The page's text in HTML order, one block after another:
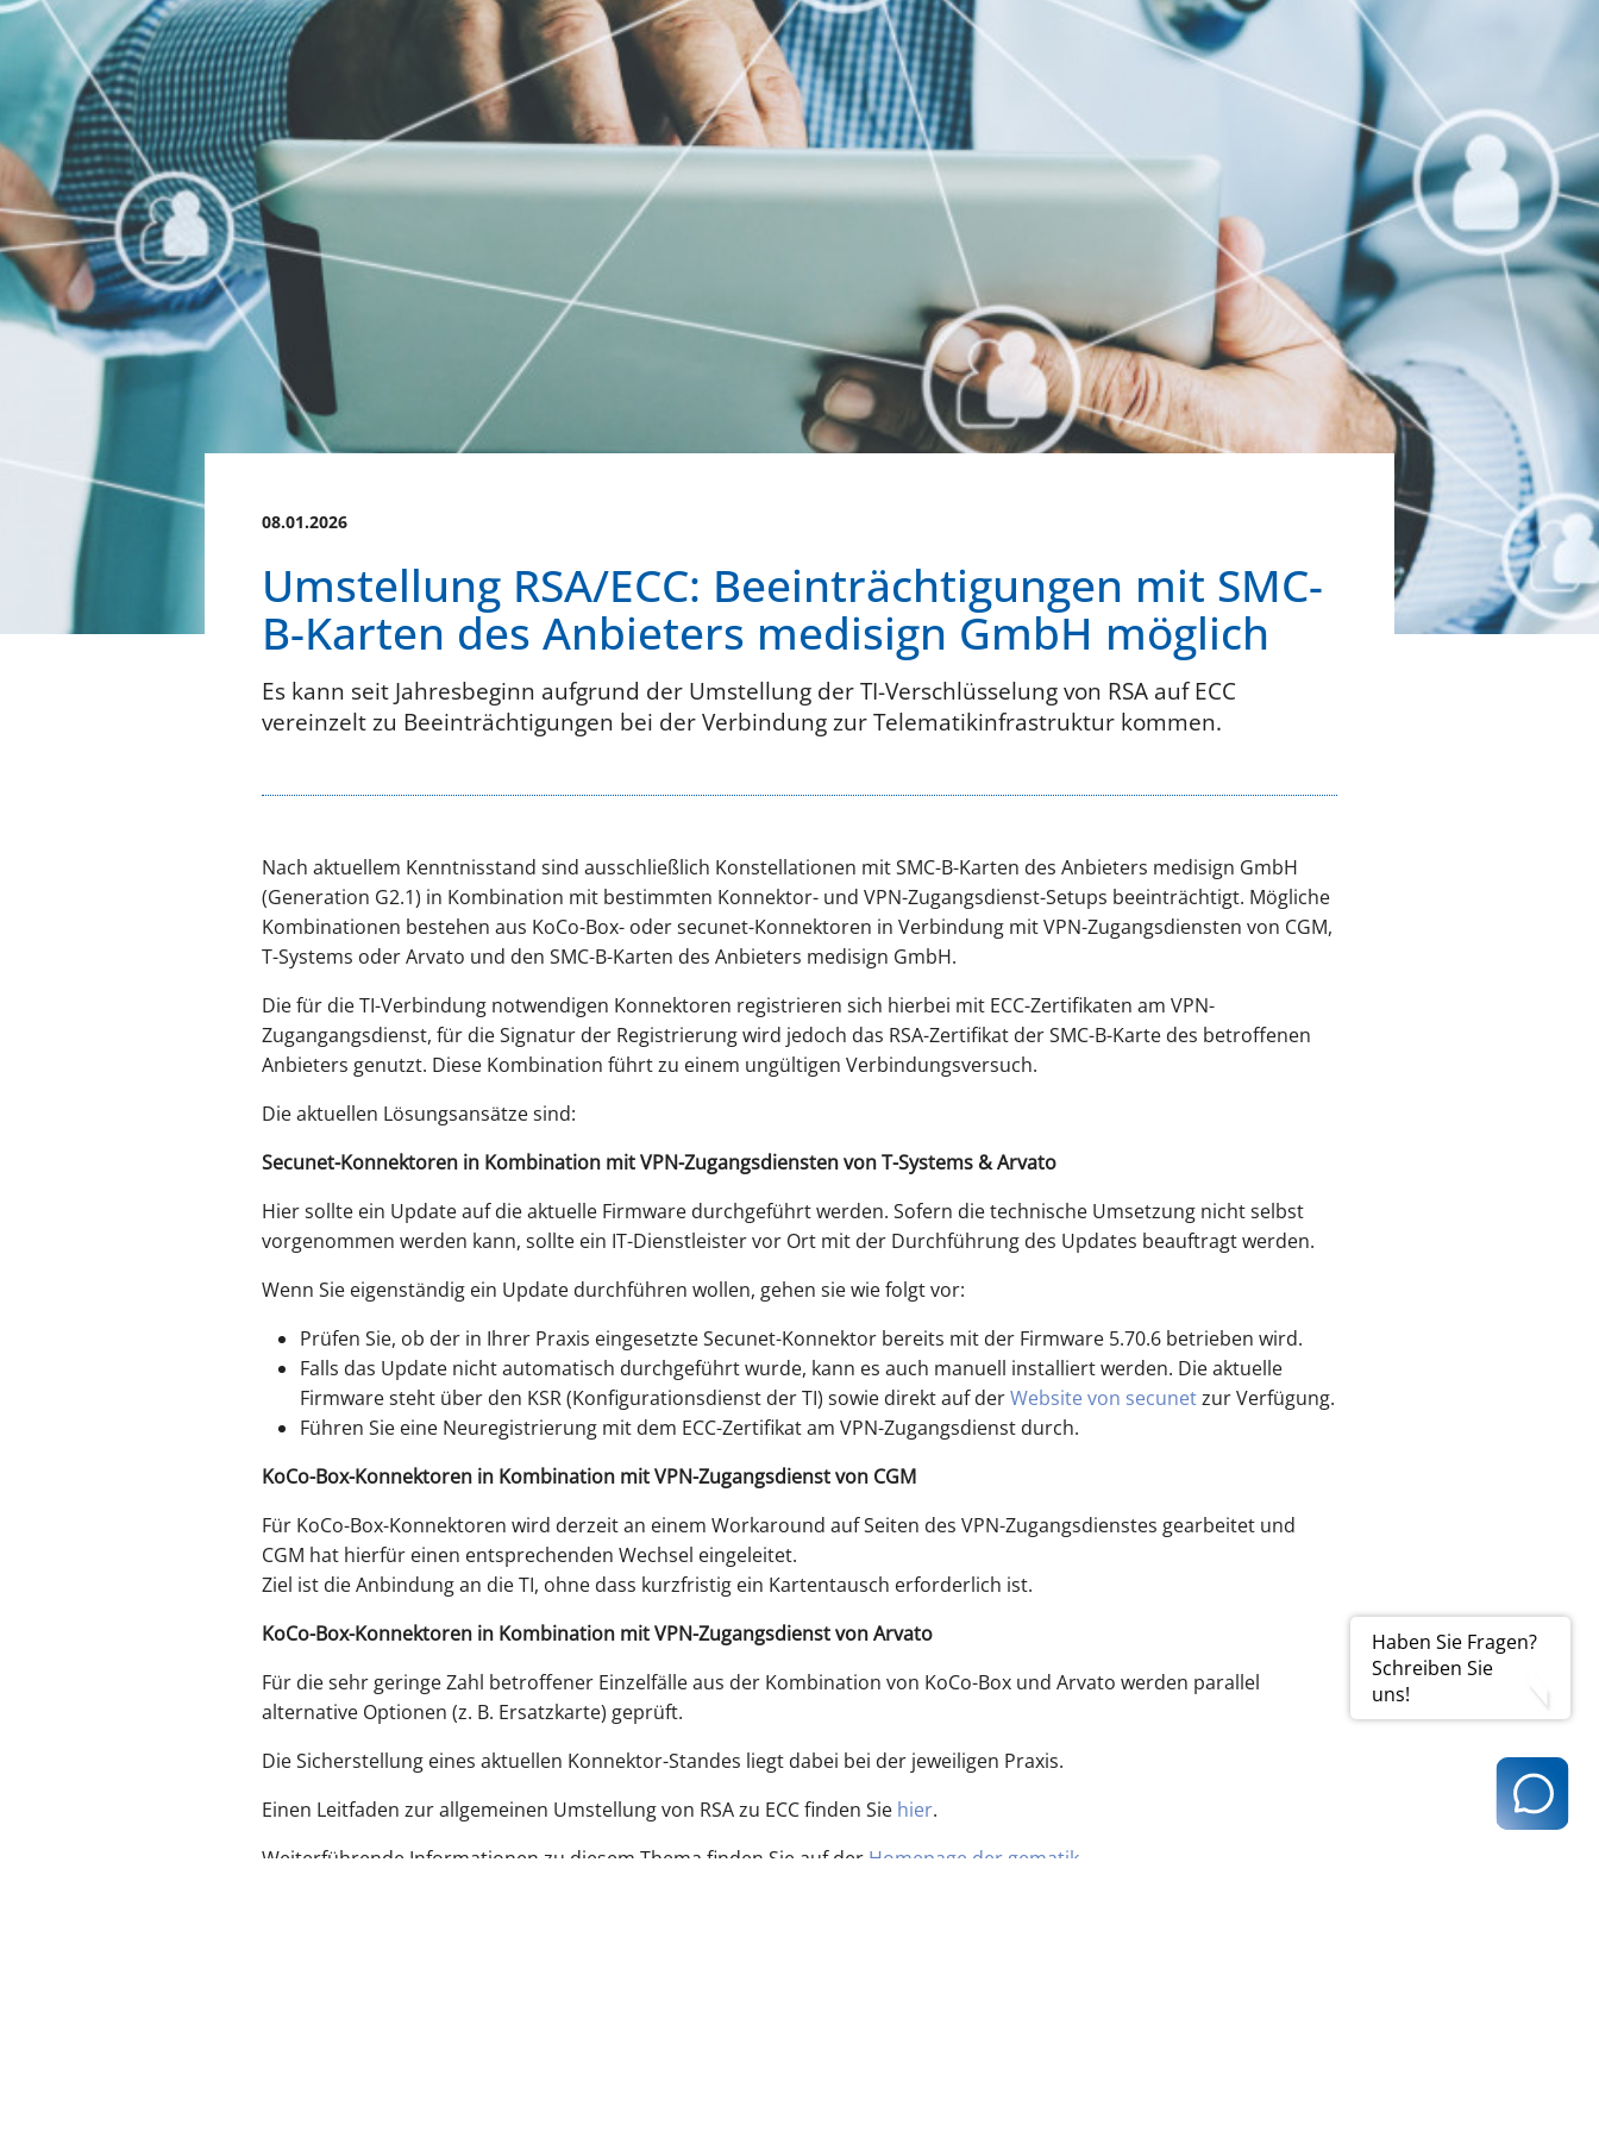
Haben Sie Fragen?
Schreiben Sie
uns!
08.01.2026
Umstellung RSA/ECC: Beeinträchtigungen mit SMC-
B-Karten des Anbieters medisign GmbH möglich
Es kann seit Jahresbeginn aufgrund der Umstellung der TI-Verschlüsselung von RSA auf ECC
vereinzelt zu Beeinträchtigungen bei der Verbindung zur Telematikinfrastruktur kommen.
Nach aktuellem Kenntnisstand sind ausschließlich Konstellationen mit SMC-B-Karten des Anbieters medisign GmbH
(Generation G2.1) in Kombination mit bestimmten Konnektor- und VPN-Zugangsdienst-Setups beeinträchtigt. Mögliche
Kombinationen bestehen aus KoCo-Box- oder secunet-Konnektoren in Verbindung mit VPN-Zugangsdiensten von CGM,
T-Systems oder Arvato und den SMC-B-Karten des Anbieters medisign GmbH.
Die für die TI-Verbindung notwendigen Konnektoren registrieren sich hierbei mit ECC-Zertifikaten am VPN-
Zugangangsdienst, für die Signatur der Registrierung wird jedoch das RSA-Zertifikat der SMC-B-Karte des betroffenen
Anbieters genutzt. Diese Kombination führt zu einem ungültigen Verbindungsversuch.
Die aktuellen Lösungsansätze sind:
Secunet-Konnektoren in Kombination mit VPN-Zugangsdiensten von T-Systems & Arvato
Hier sollte ein Update auf die aktuelle Firmware durchgeführt werden. Sofern die technische Umsetzung nicht selbst
vorgenommen werden kann, sollte ein IT-Dienstleister vor Ort mit der Durchführung des Updates beauftragt werden.
Wenn Sie eigenständig ein Update durchführen wollen, gehen sie wie folgt vor:
Prüfen Sie, ob der in Ihrer Praxis eingesetzte Secunet-Konnektor bereits mit der Firmware 5.70.6 betrieben wird.
Falls das Update nicht automatisch durchgeführt wurde, kann es auch manuell installiert werden. Die aktuelle
Firmware steht über den KSR (Konfigurationsdienst der TI) sowie direkt auf derWebsite von secunetzur Verfügung.
Führen Sie eine Neuregistrierung mit dem ECC-Zertifikat am VPN-Zugangsdienst durch.
KoCo-Box-Konnektoren in Kombination mit VPN-Zugangsdienst von CGM
Für KoCo-Box-Konnektoren wird derzeit an einem Workaround auf Seiten des VPN-Zugangsdienstes gearbeitet und
CGM hat hierfür einen entsprechenden Wechsel eingeleitet.
Ziel ist die Anbindung an die TI, ohne dass kurzfristig ein Kartentausch erforderlich ist.
KoCo-Box-Konnektoren in Kombination mit VPN-Zugangsdienst von Arvato
Für die sehr geringe Zahl betroffener Einzelfälle aus der Kombination von KoCo-Box und Arvato werden parallel
alternative Optionen (z. B. Ersatzkarte) geprüft.
Die Sicherstellung eines aktuellen Konnektor-Standes liegt dabei bei der jeweiligen Praxis.
Einen Leitfaden zur allgemeinen Umstellung von RSA zu ECC finden Sie hier.
Weiterführende Informationen zu diesem Thema finden Sie auf der Homepage der gematik